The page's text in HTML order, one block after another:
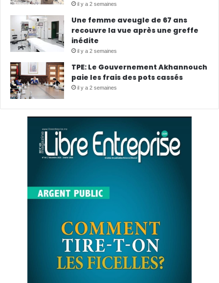
il y a 2 semaines
Une femme aveugle de 67 ans
recouvre la vue après une greffe
inédite
il y a 2 semaines
TPE: Le Gouvernement Akhannouch
paie les frais des pots cassés
il y a 2 semaines